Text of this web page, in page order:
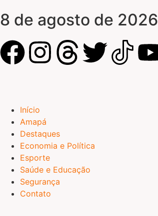
8 de agosto de 2026
Início
Amapá
Destaques
Economia e Política
Esporte
Saúde e Educação
Segurança
Contato